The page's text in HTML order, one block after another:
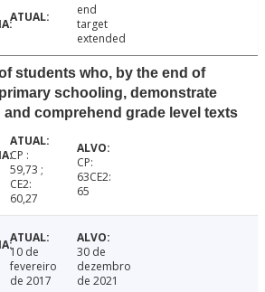
end
target
extended
students who, by the end of
schooling, demonstrate
comprehend grade level texts
CP :
59,73 ;
CE2:
60,27
CP:
63CE2:
65
10 de
fevereiro
de 2017
30 de
dezembro
de 2021